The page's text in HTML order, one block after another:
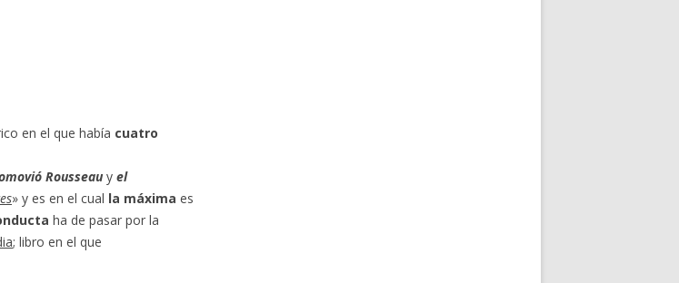
en el que había cuatro
Rousseau y el
» y es en el cual la máxima es
ha de pasar por la
; libro en el que